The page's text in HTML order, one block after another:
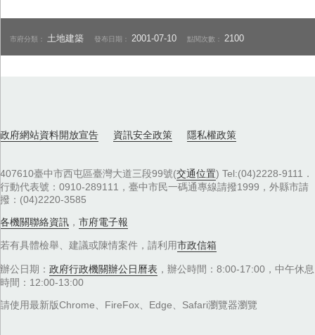
市府分類： 土地建築 發布日期： 2001-07-10 點閱次數： 2100
政府網站資料開放宣告 資訊安全政策 隱私權政策
407610臺中市西屯區臺灣大道三段99號(交通位置) Tel:(04)2228-9111．
行動代表號：0910-289111，臺中市民一碼通專線請撥1999，外縣市請
撥：(04)2220-3585
各機關聯絡資訊 ， 市府電子報
若有具體檢舉、建議或陳情案件，請利用市政信箱
辦公日期： 政府行政機關辦公日曆表 ，辦公時間：8:00-17:00，中午休息
時間：12:00-13:00
請使用最新版Chrome、FireFox、Edge、Safari瀏覽器瀏覽